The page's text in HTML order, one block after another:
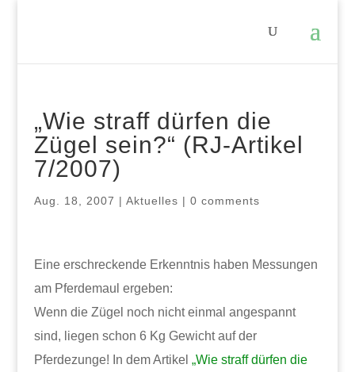
„Wie straff dürfen die
Zügel sein?“ (RJ-Artikel
7/2007)
Aug. 18, 2007 | Aktuelles | 0 comments
Eine erschreckende Erkenntnis haben Messungen
am Pferdemaul ergeben:
Wenn die Zügel noch nicht einmal angespannt
sind, liegen schon 6 Kg Gewicht auf der
Pferdezunge! In dem Artikel „Wie straff dürfen die